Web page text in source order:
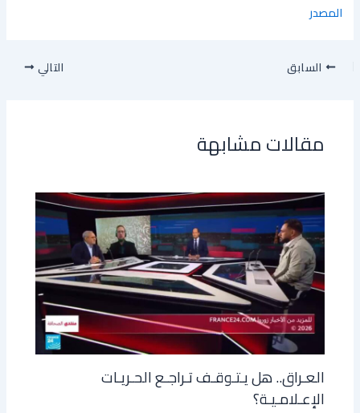
المصدر
السابق التالي
مقالات مشابهة
العـراق.. هل يـتـوقـف تـراجـع الحـريـات
الإعـلامـيـة؟